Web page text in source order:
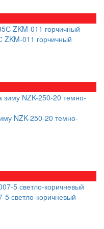
011 горчичный
NZK-250-20 темно-
светло-коричневый